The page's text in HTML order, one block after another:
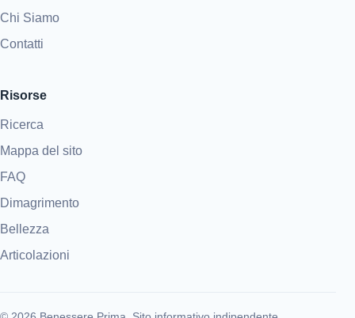
Chi Siamo
Contatti
Risorse
Ricerca
Mappa del sito
FAQ
Dimagrimento
Bellezza
Articolazioni